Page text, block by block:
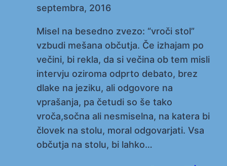
septembra, 2016
Misel na besedno zvezo: “vroči stol”
vzbudi mešana občutja. Če izhajam po
večini, bi rekla, da si večina ob tem misli
intervju oziroma odprto debato, brez
dlake na jeziku, ali odgovore na
vprašanja, pa četudi so še tako
vroča,sočna ali nesmiselna, na katera bi
človek na stolu, moral odgovarjati. Vsa
občutja na stolu, bi lahko…